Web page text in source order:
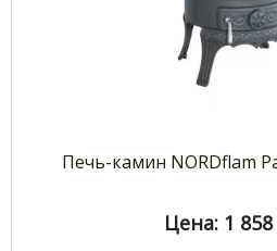
Печь-камин NORDflam
Цена: 1 858